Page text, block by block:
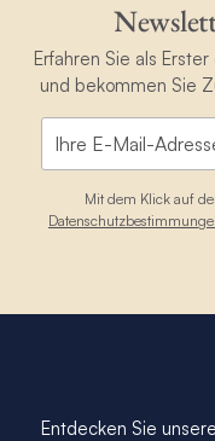
Erfahren Sie als
und bekommen Sie
Mit dem Klick auf
Entdecken Sie